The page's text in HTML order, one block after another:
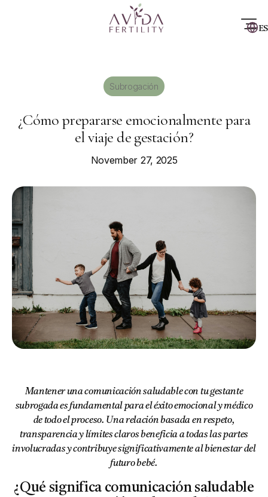
ES
Subrogación
¿Cómo prepararse emocionalmente para
el viaje de gestación?
November 27, 2025
Mantener una comunicación saludable con tu gestante
subrogada es fundamental para el éxito emocional y médico
de todo el proceso. Una relación basada en respeto,
transparencia y límites claros beneficia a todas las partes
involucradas y contribuye significativamente al bienestar del
futuro bebé.
¿Qué significa comunicación saludable